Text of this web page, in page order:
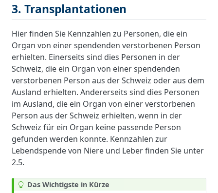
3. Transplantationen
Hier finden Sie Kennzahlen zu Personen, die ein
Organ von einer spendenden verstorbenen Person
erhielten. Einerseits sind dies Personen in der
Schweiz, die ein Organ von einer spendenden
verstorbenen Person aus der Schweiz oder aus dem
Ausland erhielten. Andererseits sind dies Personen
im Ausland, die ein Organ von einer verstorbenen
Person aus der Schweiz erhielten, wenn in der
Schweiz für ein Organ keine passende Person
gefunden werden konnte. Kennzahlen zur
Lebendspende von Niere und Leber finden Sie unter
2.5.
T
Das Wichtigste in Kürze